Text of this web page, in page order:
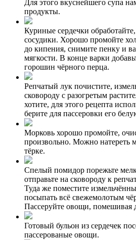
Для этого вкуснейшего супа
продукты.
Куриные сердечки
сосудики. Хорошо промойте
до кипения, снимите пенку и
мягкости. В конце варки
горошин чёрного перца.
Репчатый лук почистите,
сковороду с разогретым
хотите, для этого рецепта
берите для пассеровки его
Морковь хорошо промойте,
произвольно. Можно натереть
тёрке.
Спелый помидор порежьте
отправьте на сковороду к
Туда же поместите
посыпать всё свежемолотым
Пассеруйте овощи, помешивая
Готовый бульон из сердечек
пассерованые овощи.